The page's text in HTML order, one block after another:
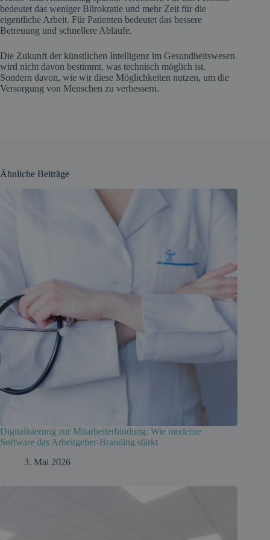
bedeutet das weniger Bürokratie und mehr Zeit für die
eigentliche Arbeit. Für Patienten bedeutet das bessere
Betreuung und schnellere Abläufe.
Die Zukunft der künstlichen Intelligenz im Gesundheitswesen
wird nicht davon bestimmt, was technisch möglich ist.
Sondern davon, wie wir diese Möglichkeiten nutzen, um die
Versorgung von Menschen zu verbessern.
Ähnliche Beiträge
Digitalisierung zur Mitarbeiterbindung: Wie moderne
Software das Arbeitgeber-Branding stärkt
3. Mai 2026